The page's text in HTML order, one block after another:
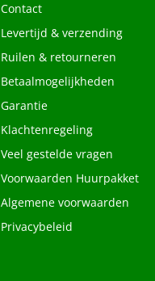
Contact
Levertijd & verzending
Ruilen & retourneren
Betaalmogelijkheden
Garantie
Klachtenregeling
Veel gestelde vragen
Voorwaarden Huurpakket
Algemene voorwaarden
Privacybeleid